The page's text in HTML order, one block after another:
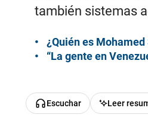
también sistemas
¿Quién es
“La gente en
Escuchar Leer